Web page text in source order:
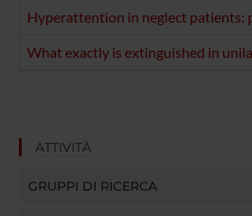
Hyperattention in neglect patients:
What exactly is extinguished in
ATTIVITÀ
GRUPPI DI RICERCA